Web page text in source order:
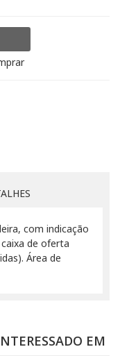
com indicação
de oferta
Área de
EM